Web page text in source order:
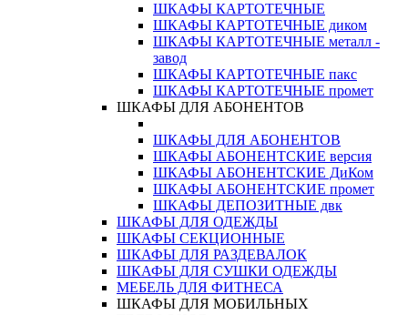
ШКАФЫ КАРТОТЕЧНЫЕ
ШКАФЫ КАРТОТЕЧНЫЕ диком
ШКАФЫ КАРТОТЕЧНЫЕ металл -
завод
ШКАФЫ КАРТОТЕЧНЫЕ пакс
ШКАФЫ КАРТОТЕЧНЫЕ промет
ШКАФЫ ДЛЯ АБОНЕНТОВ
ШКАФЫ ДЛЯ АБОНЕНТОВ
ШКАФЫ АБОНЕНТСКИЕ версия
ШКАФЫ АБОНЕНТСКИЕ ДиКом
ШКАФЫ АБОНЕНТСКИЕ промет
ШКАФЫ ДЕПОЗИТНЫЕ двк
ШКАФЫ ДЛЯ ОДЕЖДЫ
ШКАФЫ СЕКЦИОННЫЕ
ШКАФЫ ДЛЯ РАЗДЕВАЛОК
ШКАФЫ ДЛЯ СУШКИ ОДЕЖДЫ
МЕБЕЛЬ ДЛЯ ФИТНЕСА
ШКАФЫ ДЛЯ МОБИЛЬНЫХ